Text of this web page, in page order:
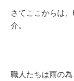
さてここからは
介。
職人たちは雨の